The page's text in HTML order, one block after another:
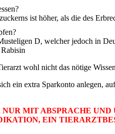
ist höher, als die des
D, welcher jedoch in
wohl nicht das nötige
ein extra Sparkonto anlegen,
MIT ABSPRACHE
EIN